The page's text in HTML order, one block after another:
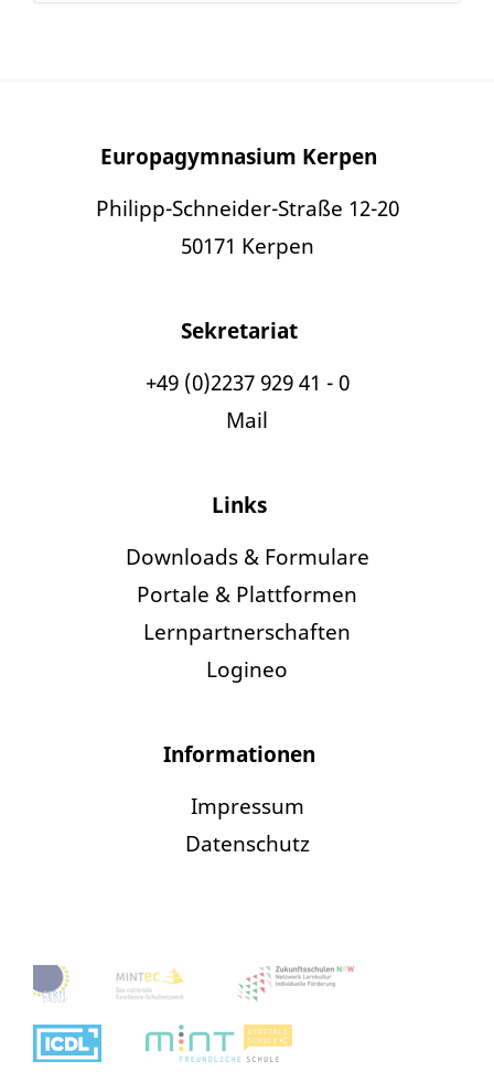
Europagymnasium Kerpen
Philipp-Schneider-Straße 12-20
50171 Kerpen
Sekretariat
+49 (0)2237 929 41 - 0
Mail
Links
Downloads & Formulare
Portale & Plattformen
Lernpartnerschaften
Logineo
Informationen
Impressum
Datenschutz